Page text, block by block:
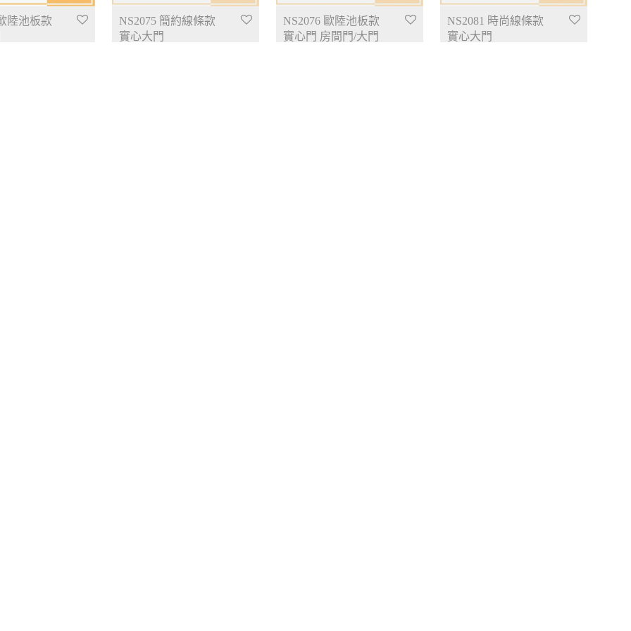
陸池板款
NS2075 簡約線條款
實心大門
NS2076 歐陸池板款
實心門 房間門/大門
NS2081 時尚線條款
實心大門